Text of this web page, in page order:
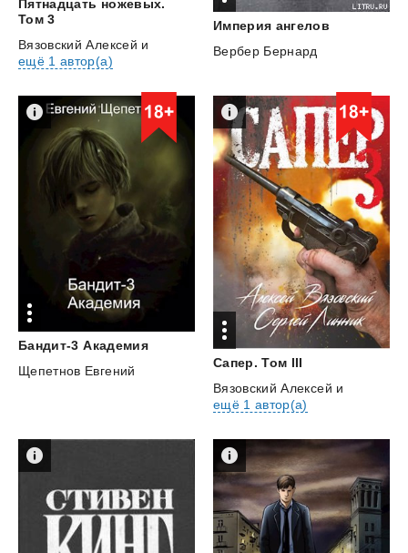
Пятнадцать ножевых.
Том 3
Вязовский Алексей и
ещё 1 автор(а)
Империя ангелов
Вербер Бернард
Бандит-3 Академия
Щепетнов Евгений
Сапер. Том III
Вязовский Алексей и
ещё 1 автор(а)